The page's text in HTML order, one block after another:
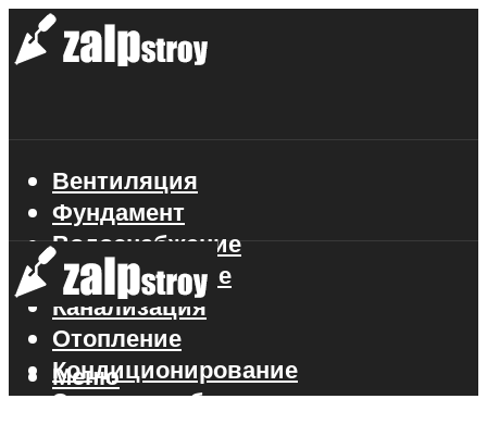
Вентиляция
Фундамент
Водоснабжение
Газоснабжение
Канализация
Отопление
Кондиционирование
Электроснабжение
Меню